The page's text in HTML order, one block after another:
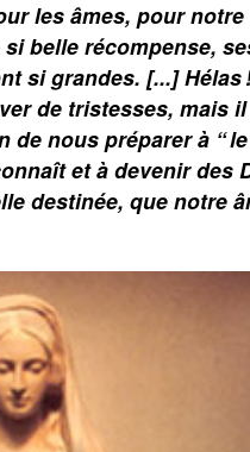
les âmes, pour notre
belle récompense,
si grandes. [...] Hélas
de tristesses, mais
de nous préparer à “ le
et à devenir des
destinée, que notre